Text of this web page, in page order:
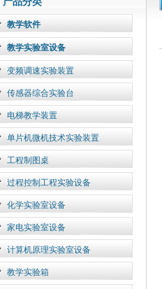
教学软件
教学实验室设备
变频调速实验装置
传感器综合实验台
电梯教学装置
单片机微机技术实验装置
工程制图桌
过程控制工程实验设备
化学实验室设备
家电实验室设备
计算机原理实验室设备
教学实验箱